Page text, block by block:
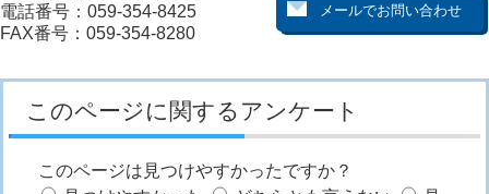
電話番号：059-354-8425
FAX番号：059-354-8280
このページに関するアンケート
このページは見つけやすかったですか？